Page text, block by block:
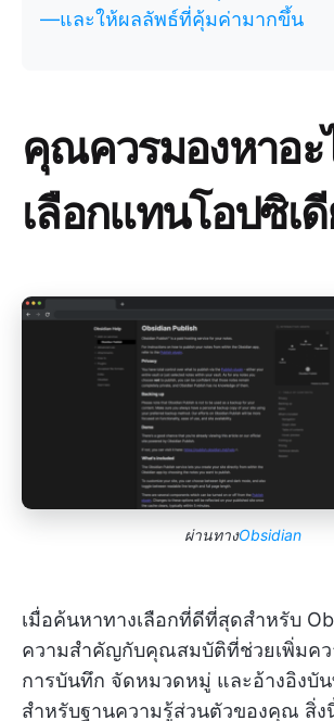
—และให้ผลลัพธ์ที่คุ้มค่ามากขึ้น
คุณควรมองหาอะ
เลือกแทนโอปซิเ
ผ่านทางObsidian
เมื่อค้นหาทางเลือกที่ดีที่สุดสำหรับ
ความสำคัญกับคุณสมบัติที่ช่วยเพิ่มคว
การบันทึก จัดหมวดหมู่ และอ้างอิงบั
สำหรับฐานความรู้ส่วนตัวของคุณ สิ่ง